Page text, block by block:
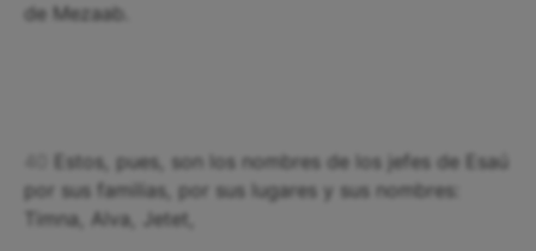
de Mezaab.
Estos, pues, son los nombres de los jefes de Esaú
por sus familias, por sus lugares y sus nombres:
Timna, Alva, Jetet,